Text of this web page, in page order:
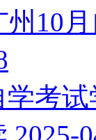
州10
学考